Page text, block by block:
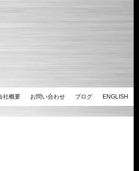
社概要 お問い合わせ ブログ ENGLISH